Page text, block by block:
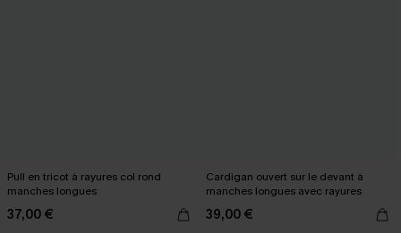
Pull en tricot à rayures col rond
manches longues
37,00 €
Cardigan ouvert sur le devant à
manches longues avec rayures
39,00 €